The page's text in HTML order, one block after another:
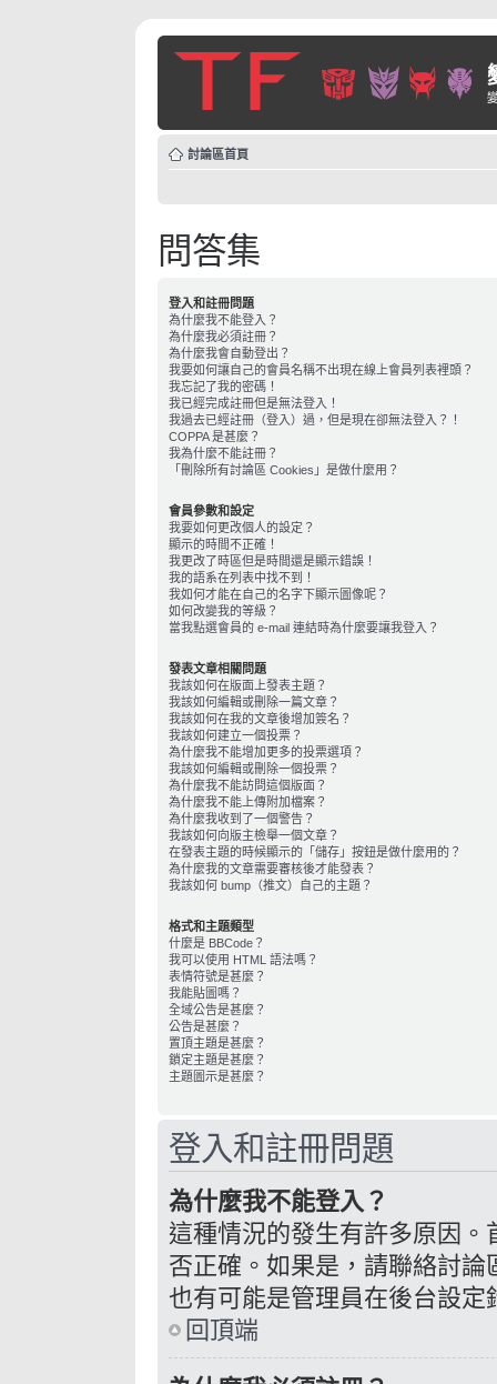
討論區首頁
問答集
登入和註冊問題
為什麼我不能登入？
為什麼我必須註冊？
為什麼我會自動登出？
我要如何讓自己的會員名稱不出現在線上會員列表裡頭？
我忘記了我的密碼！
我已經完成註冊但是無法登入！
我過去已經註冊（登入）過，但是現在卻無法登入？！
COPPA 是甚麼？
我為什麼不能註冊？
「刪除所有討論區 Cookies」是做什麼用？
會員參數和設定
我要如何更改個人的設定？
顯示的時間不正確！
我更改了時區但是時間還是顯示錯誤！
我的語系在列表中找不到！
我如何才能在自己的名字下顯示圖像呢？
如何改變我的等級？
當我點選會員的 e-mail 連結時為什麼要讓我登入？
發表文章相關問題
我該如何在版面上發表主題？
我該如何編輯或刪除一篇文章？
我該如何在我的文章後增加簽名？
我該如何建立一個投票？
為什麼我不能增加更多的投票選項？
我該如何編輯或刪除一個投票？
為什麼我不能訪問這個版面？
為什麼我不能上傳附加檔案？
為什麼我收到了一個警告？
我該如何向版主檢舉一個文章？
在發表主題的時候顯示的「儲存」按鈕是做什麼用的？
為什麼我的文章需要審核後才能發表？
我該如何 bump（推文）自己的主題？
格式和主題類型
什麼是 BBCode？
我可以使用 HTML 語法嗎？
表情符號是甚麼？
我能貼圖嗎？
全域公告是甚麼？
公告是甚麼？
置頂主題是甚麼？
鎖定主題是甚麼？
主題圖示是甚麼？
登入和註冊問題
為什麼我不能登入？
這種情況的發生有許多原因
否正確。如果是，請聯絡討
也有可能是管理員在後台設
回頂端